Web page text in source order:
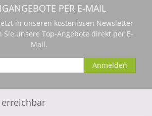
PER E-MAIL
in unseren kostenlosen Newsletter
unsere Top-Angebote direkt per E-
Mail.